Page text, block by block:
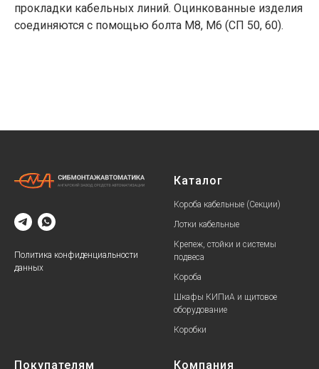
прокладки кабельных линий. Оцинкованные изделия
соединяются с помощью болта M8, M6 (СП 50, 60).
Политика конфиденциальности
данных
Каталог
Короба кабельные (Секции)
Лотки кабельные
Крепеж, стойки и системы
подвеса
Короба
Шкафы КИПиА и щитовое
оборудование
Коробки
Покупателям Компания